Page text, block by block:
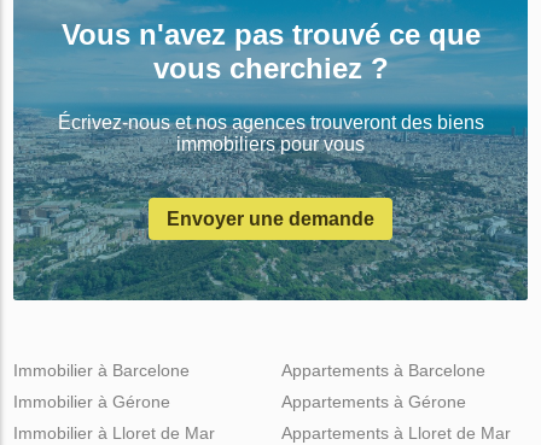
Vous n'avez pas trouvé ce que
vous cherchiez ?
Écrivez-nous et nos agences trouveront des biens
immobiliers pour vous
Envoyer une demande
Immobilier à Barcelone
Immobilier à Gérone
Immobilier à Lloret de Mar
Appartements à Barcelone
Appartements à Gérone
Appartements à Lloret de Mar